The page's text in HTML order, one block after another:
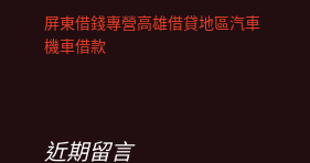
屏東借錢專營高雄借貸地區汽車
機車借款
近期留言